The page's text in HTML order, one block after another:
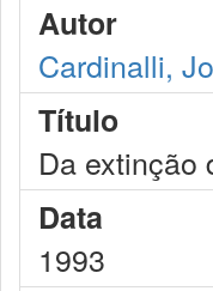
Autor
Cardinalli,
Título
Da extinção
Data
1993